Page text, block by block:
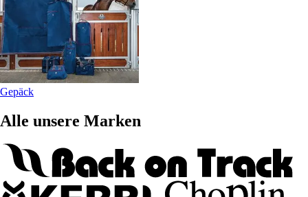
Gepäck
Alle unsere Marken